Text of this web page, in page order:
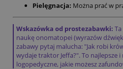
Pielęgnacja: Można prać w
Wskazówka od prostezabawki:
naukę onomatopei (wyrazów
zabawy pytaj malucha: "Jak robi
wydaje traktor Jeffa?". To najlepsze
logopedyczne, jakie możesz